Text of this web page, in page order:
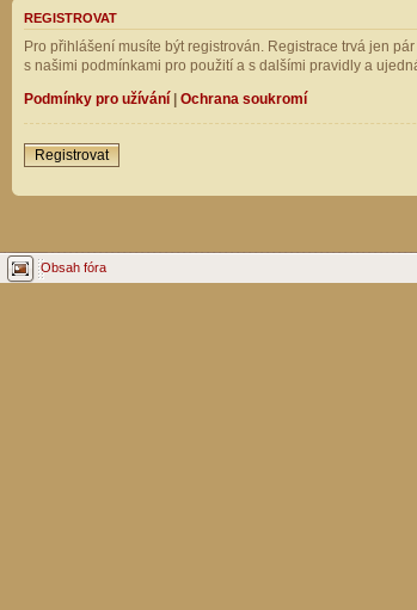
REGISTROVAT
Pro přihlášení musíte být registrován. Registrace trvá jen
s našimi podmínkami pro použití a s dalšími pravidly a
Podmínky pro užívání | Ochrana soukromí
Registrovat
Obsah fóra